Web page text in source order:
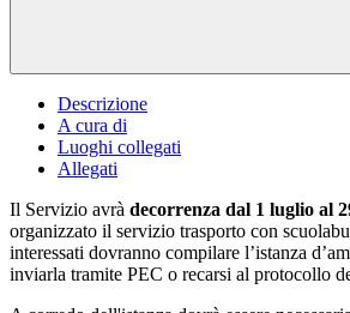
Descrizione
A cura di
Luoghi collegati
Allegati
Il Servizio avrà decorrenza dal 1 luglio al
organizzato il servizio trasporto con
interessati dovranno compilare l’istanza
inviarla tramite PEC o recarsi al protocollo